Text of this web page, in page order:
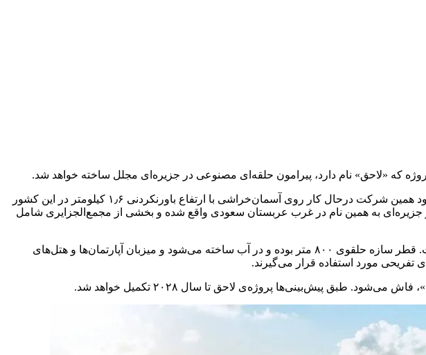
که «لاحق» نام دارد، پیرامون حلقه‌ای مصنوعی در جزیره‌ای مجلل ساخته خواهد شد.
به نقل از زومیت، طرح لاحق توسط شرکت برجسته‌ی بریتانیایی فاستر اند پارتنرز طراحی شده است. گفته می‌شود همین شرکت درحال کار روی آسمان‌خراشی با ارتفاع باورنکردنی ۱٫۶ کیلومتر در این کشور
به همین نام در غرب عربستان سعودی واقع شده و بخشی از مجمع‌الجزایری شامل
به‌گزارش نیواطلس، جزیره ۴۰۰ هکتار وسعت دارد و در مرکز آن سازه‌ای مصنوعی به نام حلقه قرار خواهد گرفت. قطر سازه حلقوی ۸۰۰ متر بوده و در آب ساخته می‌شود و میزبان آپارتمان‌ها و هتل‌های
مورد استفاده قرار می‌گیرند.
پیش‌بینی‌ها پروژه‌ی لاحق تا سال ۲۰۲۸ تکمیل خواهد شد.